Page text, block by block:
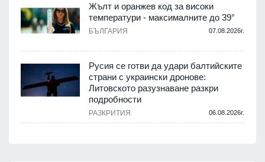
Жълт и оранжев код за високи
температури - максималните до 39°
БЪЛГАРИЯ 07.08.2026г.
Русия се готви да удари балтийските
страни с украински дронове:
Литовското разузнаване разкри
подробности
РАЗКРИТИЯ 06.08.2026г.